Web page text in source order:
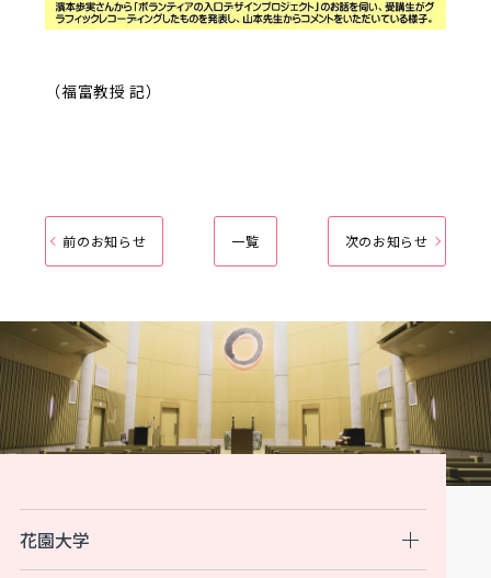
（福富教授 記）
前のお知らせ 一覧 次のお知らせ
花園大学